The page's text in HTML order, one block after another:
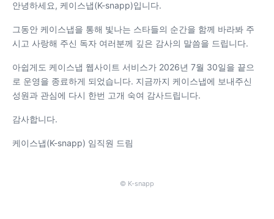
안녕하세요, 케이스냅(K-snapp)입니다.
그동안 케이스냅을 통해 빛나는 스타들의 순간을 함께 바라봐 주
시고 사랑해 주신 독자 여러분께 깊은 감사의 말씀을 드립니다.
아쉽게도 케이스냅 웹사이트 서비스가 2026년 7월 30일을 끝으
로 운영을 종료하게 되었습니다. 지금까지 케이스냅에 보내주신
성원과 관심에 다시 한번 고개 숙여 감사드립니다.
감사합니다.
케이스냅(K-snapp) 임직원 드림
© K-snapp